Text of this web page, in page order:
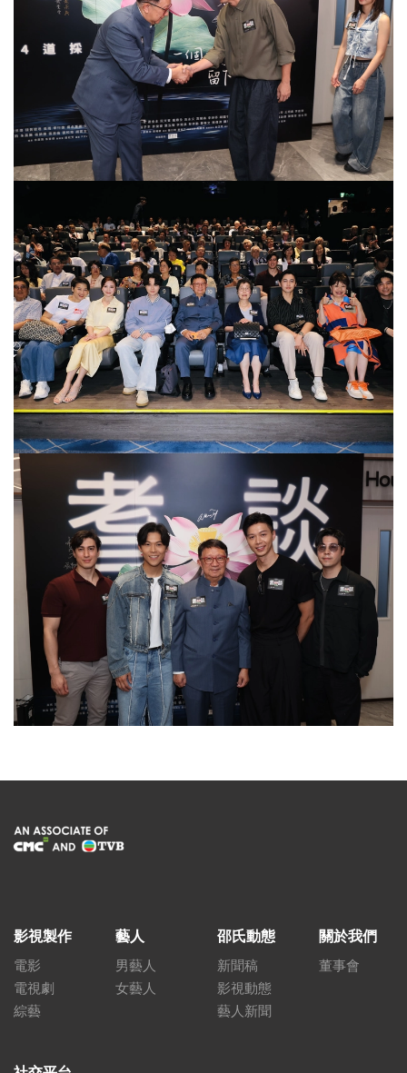
影視製作
電影
電視劇
綜藝
藝人
男藝人
女藝人
邵氏動態
新聞稿
影視動態
藝人新聞
關於我們
董事會